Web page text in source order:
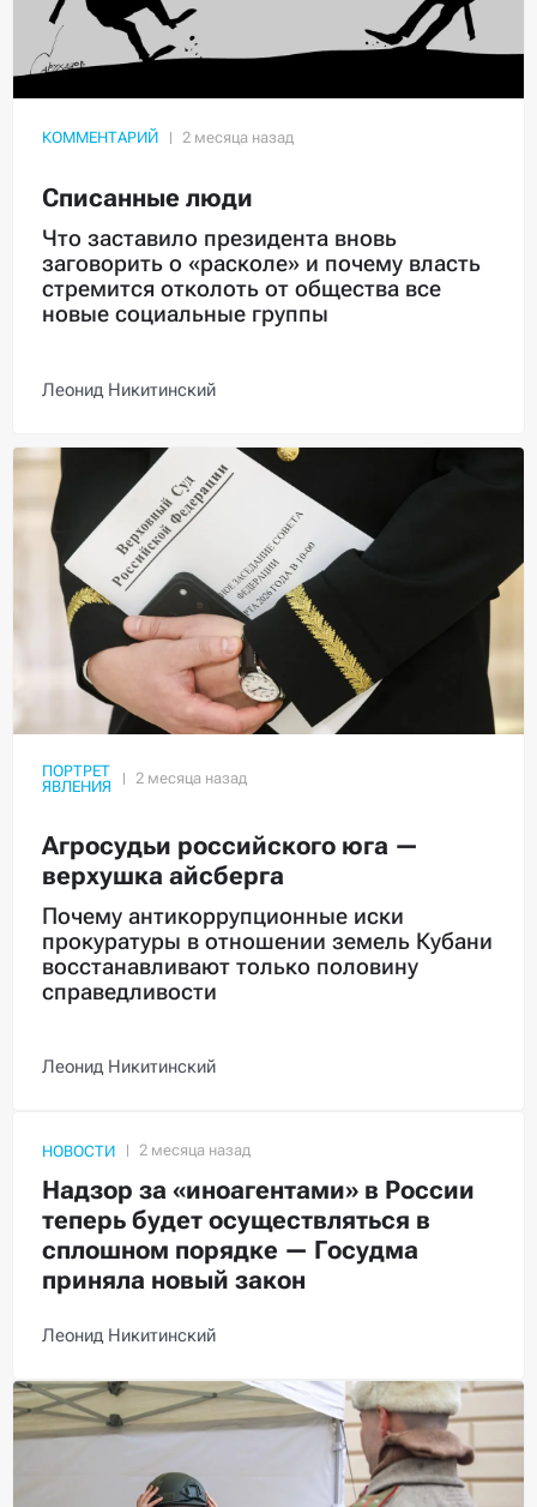
КОММЕНТАРИЙ
Списанные люди
Что заставило президента вновь
заговорить о «расколе» и почему власть
стремится отколоть от общества все
новые социальные группы
Леонид Никитинский
ПОРТРЕТ
ЯВЛЕНИЯ
Агросудьи российского юга —
верхушка айсберга
Почему антикоррупционные иски
прокуратуры в отношении земель Кубани
восстанавливают только половину
справедливости
Леонид Никитинский
НОВОСТИ
Надзор за «иноагентами» в России
теперь будет осуществляться в
сплошном порядке — Госудма
приняла новый закон
Леонид Никитинский